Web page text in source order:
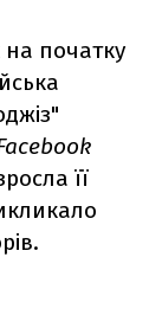
на початку
її